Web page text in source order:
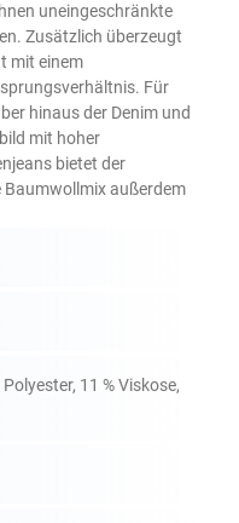
uneingeschränkte
Zusätzlich überzeugt
mit einem
Für
hinaus der Denim und
mit hoher
bietet der
außerdem
11 % Viskose,